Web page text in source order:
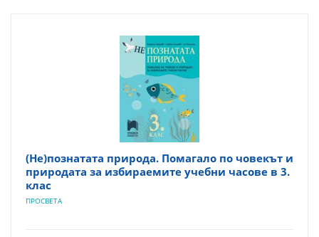
(Не)познатата природа. Помагало по човекът и
природата за избираемите учебни часове в 3.
клас
ПРОСВЕТА